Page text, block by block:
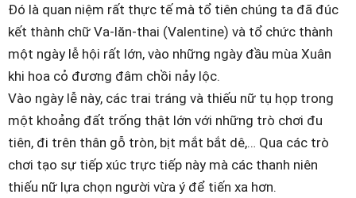
Đó là quan niệm rất thực tế mà tổ tiên chúng ta đã đúc
kết thành chữ Va-lăn-thai (Valentine) và tổ chức thành
một ngày lễ hội rất lớn, vào những ngày đầu mùa Xuân
khi hoa cỏ đương đâm chồi nảy lộc.
Vào ngày lễ này, các trai tráng và thiếu nữ tụ họp trong
một khoảng đất trống thật lớn với những trò chơi đu
tiên, đi trên thân gỗ tròn, bịt mắt bắt dê,… Qua các trò
chơi tạo sự tiếp xúc trực tiếp này mà các thanh niên
thiếu nữ lựa chọn người vừa ý để tiến xa hơn.